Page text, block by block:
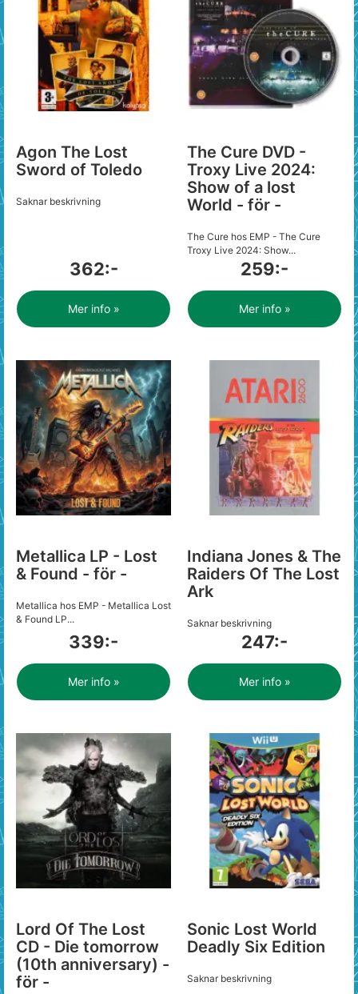
Agon The Lost
Sword of Toledo
Saknar beskrivning
362:-
Mer info »
The Cure DVD -
Troxy Live 2024:
Show of a lost
World - för -
The Cure hos EMP - The Cure
Troxy Live 2024: Show...
259:-
Mer info »
Metallica LP - Lost
& Found - för -
Metallica hos EMP - Metallica Lost
& Found LP...
339:-
Mer info »
Indiana Jones & The
Raiders Of The Lost
Ark
Saknar beskrivning
247:-
Mer info »
Lord Of The Lost
CD - Die tomorrow
(10th anniversary) -
för -
Sonic Lost World
Deadly Six Edition
Saknar beskrivning